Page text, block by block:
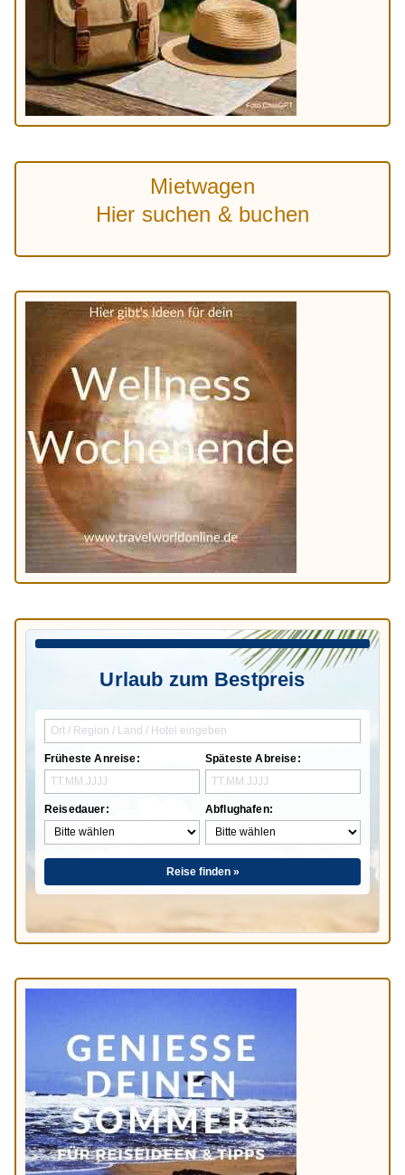
Mietwagen
Hier suchen & buchen
Urlaub zum Bestpreis
Früheste Anreise:
Reisedauer:
Späteste Abreise:
Abflughafen:
Reise finden »